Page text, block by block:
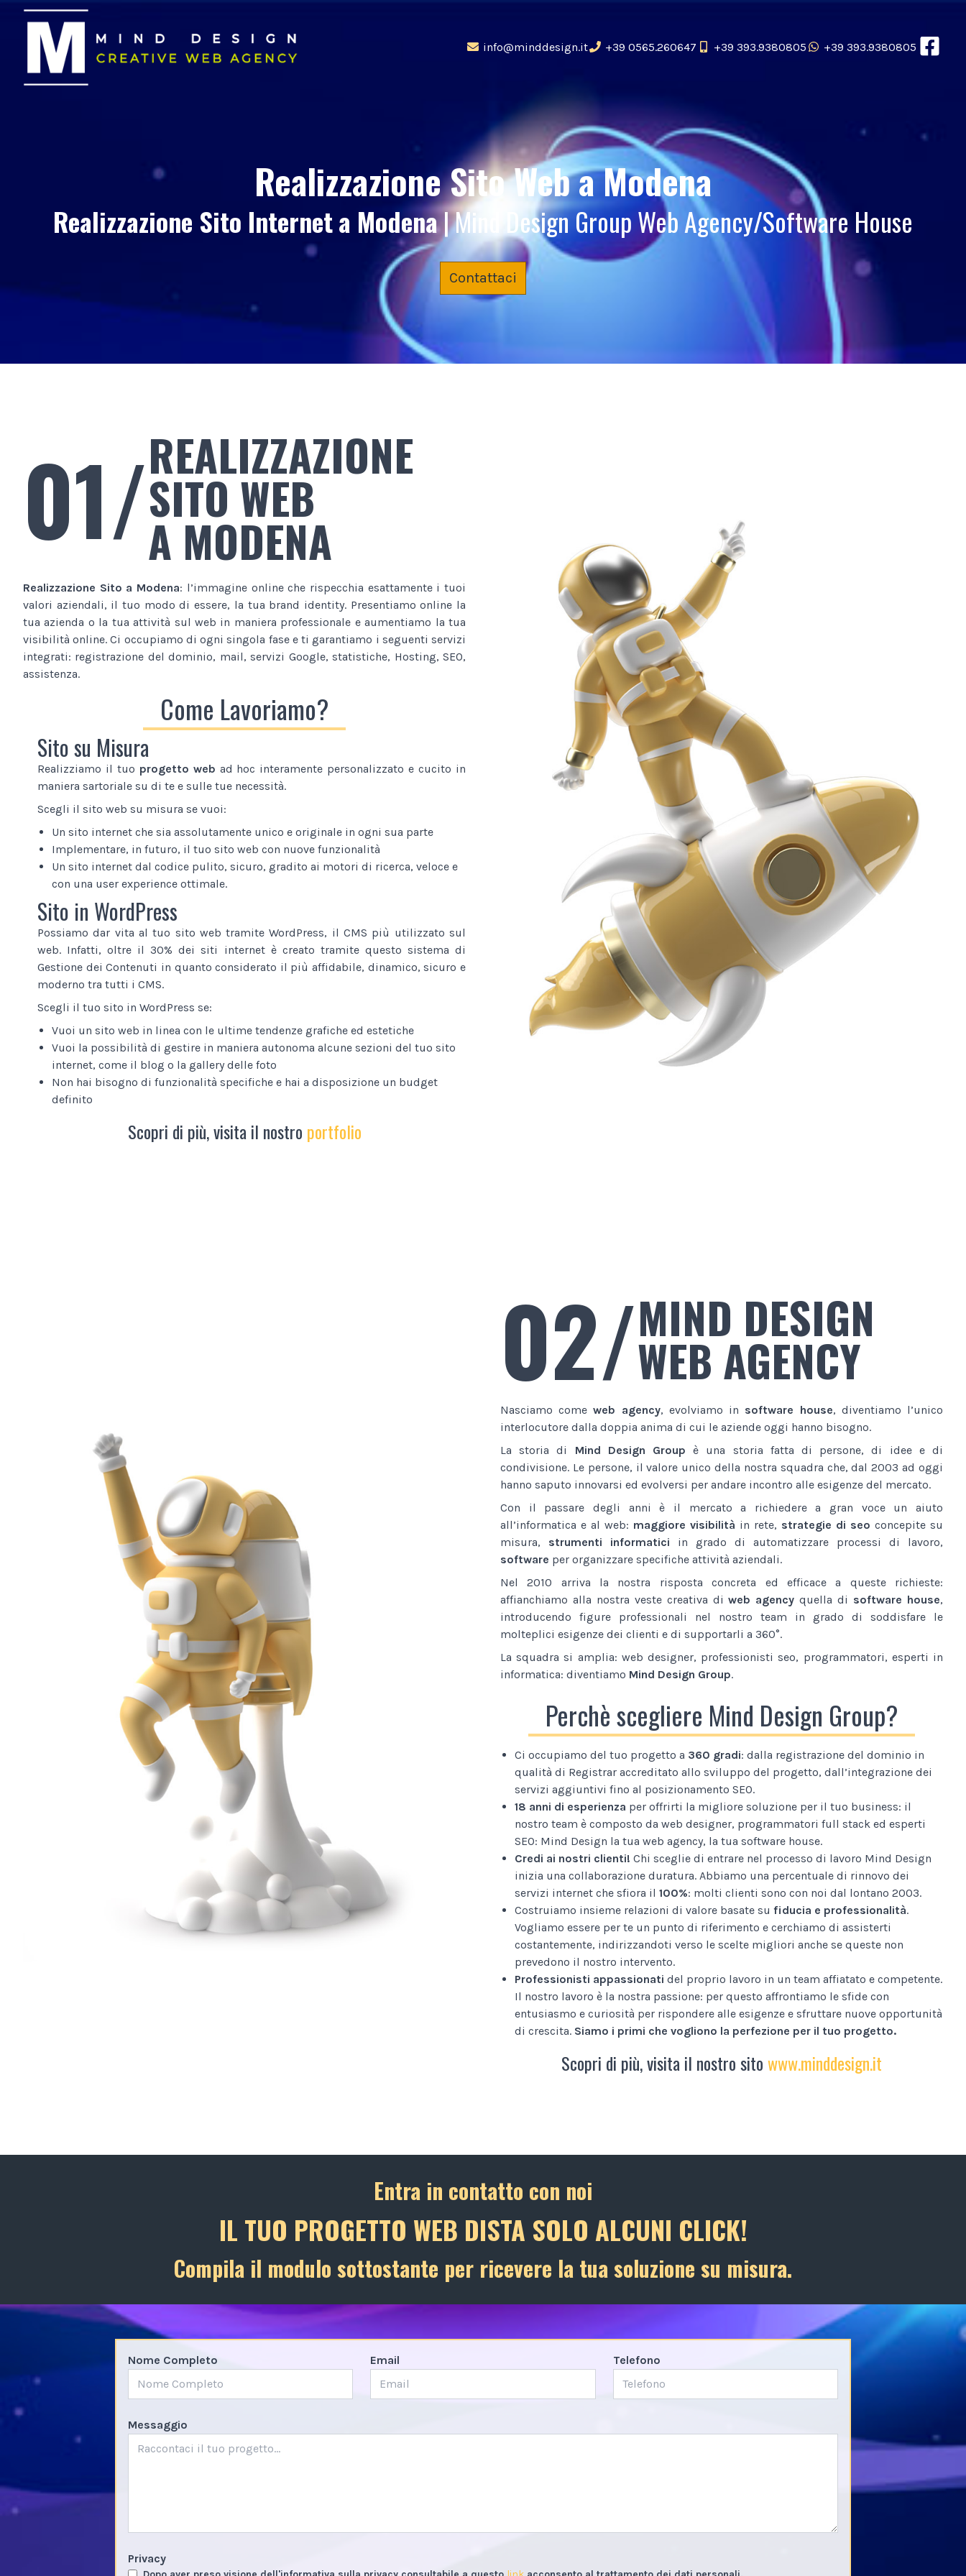
info@minddesign.it +39 0565.260647 +39 393.9380805 +39 393.9380805
Realizzazione Sito Weba Modena
Realizzazione Sito Interneta Modena| Mind Design Group Web Agency/Software House
Contattaci
01/REALIZZAZIONE
SITO WEB
A MODENA
Realizzazione Sito a Modena: l’immagine online che rispecchia esattamente i tuoi
valori aziendali, il tuo modo di essere, la tua brand identity. Presentiamo online la
tua azienda o la tua attività sul web in maniera professionale e aumentiamo la tua
visibilità online. Ci occupiamo di ogni singola fase e ti garantiamo i seguenti servizi
integrati: registrazione del dominio, mail, servizi Google, statistiche, Hosting, SEO,
assistenza.
Come Lavoriamo?
Sito su Misura
Realizziamo il tuo progetto web ad hoc interamente personalizzato e cucito in
maniera sartoriale su di te e sulle tue necessità.
Scegli il sito web su misura se vuoi:
Un sito internet che sia assolutamente unico e originale in ogni sua parte
Implementare, in futuro, il tuo sito web con nuove funzionalità
Un sito internet dal codice pulito, sicuro, gradito ai motori di ricerca, veloce e
con una user experience ottimale.
Sito in WordPress
Possiamo dar vita al tuo sito web tramite WordPress, il CMS più utilizzato sul
web. Infatti, oltre il 30% dei siti internet è creato tramite questo sistema di
Gestione dei Contenuti in quanto considerato il più affidabile, dinamico, sicuro e
moderno tra tutti i CMS.
Scegli il tuo sito in WordPress se:
Vuoi un sito web in linea con le ultime tendenze grafiche ed estetiche
Vuoi la possibilità di gestire in maniera autonoma alcune sezioni del tuo sito
internet, come il blog o la gallery delle foto
Non hai bisogno di funzionalità specifiche e hai a disposizione un budget
definito
Scopri di più, visita il nostro portfolio
02/MIND DESIGN
WEB AGENCY
Nasciamo comeweb agency, evolviamo in software house, diventiamo l’unico
interlocutore dalla doppia anima di cui le aziende oggi hanno bisogno.
La storia di Mind Design Group è una storia fatta di persone, di idee e di
condivisione. Le persone, il valore unico della nostra squadra che, dal 2003 ad oggi
hanno saputo innovarsi ed evolversi per andare incontro alle esigenze del mercato.
Con il passare degli anni è il mercato a richiedere a gran voce un aiuto
all’informatica e al web: maggiore visibilità in rete, strategie di seo concepite su
misura, strumenti informatici in grado di automatizzare processi di lavoro,
software per organizzare specifiche attività aziendali.
Nel 2010 arriva la nostra risposta concreta ed efficace a queste richieste:
affianchiamo alla nostra veste creativa diweb agency quella di software house,
introducendo figure professionali nel nostro team in grado di soddisfare le
molteplici esigenze dei clienti e di supportarli a 360°.
La squadra si amplia: web designer, professionisti seo, programmatori, esperti in
informatica: diventiamo Mind Design Group.
Perchè scegliere Mind Design Group?
Ci occupiamo del tuo progetto a 360 gradi: dalla registrazione del dominio in
qualità di Registrar accreditato allo sviluppo del progetto, dall’integrazione dei
servizi aggiuntivi fino al posizionamento SEO.
18 anni di esperienza per offrirti la migliore soluzione per il tuo business: il
nostro team è composto da web designer, programmatori full stack ed esperti
SEO: Mind Design la tua web agency, la tua software house.
Credi ai nostri clienti! Chi sceglie di entrare nel processo di lavoro Mind Design
inizia una collaborazione duratura. Abbiamo una percentuale di rinnovo dei
servizi internet che sfiora il 100%: molti clienti sono con noi dal lontano 2003.
Costruiamo insieme relazioni di valore basate su fiducia e professionalità.
Vogliamo essere per te un punto di riferimento e cerchiamo di assisterti
costantemente, indirizzandoti verso le scelte migliori anche se queste non
prevedono il nostro intervento.
Professionisti appassionati del proprio lavoro in un team affiatato e competente.
Il nostro lavoro è la nostra passione: per questo affrontiamo le sfide con
entusiasmo e curiosità per rispondere alle esigenze e sfruttare nuove opportunità
di crescita. Siamo i primi che vogliono la perfezione per il tuo progetto.
Scopri di più, visita il nostro sitowww.minddesign.it
Entra in contatto con noi
IL TUO PROGETTO WEB DISTA SOLO ALCUNI CLICK!
Compila il modulo sottostante per ricevere la tua soluzione su misura.
Nome Completo Email Telefono
Messaggio
Privacy